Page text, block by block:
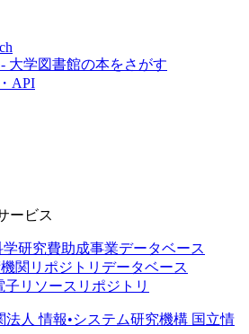
大学図書館の本をさがす
API
ービス
研究費助成事業データベース
関リポジトリデータベース
子リソースリポジトリ